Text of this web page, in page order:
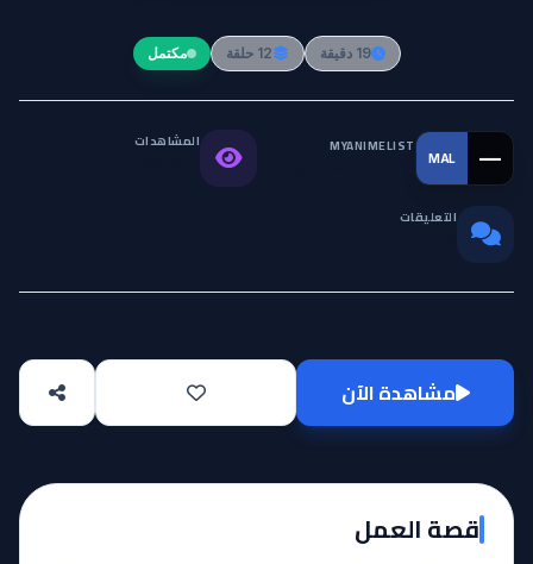
19 دقيقة 12 حلقة مكتمل
MAL —
MYANIMELIST المشاهدات
التعليقات
مشاهدة الآن
قصة العمل